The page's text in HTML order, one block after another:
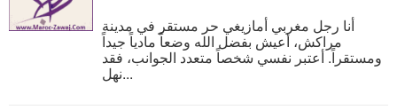
أنا رجل مغربي أمازيغي حر مستقر في مدينة
مراكش، أعيش بفضل الله وضعاً مادياً جيداً
ومستقراً. أعتبر نفسي شخصاً متعدد الجوانب، فقد
نهل...